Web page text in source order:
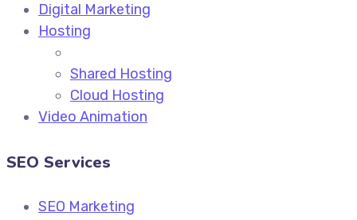
Digital Marketing
Hosting
Shared Hosting
Cloud Hosting
Video Animation
SEO Services
SEO Marketing